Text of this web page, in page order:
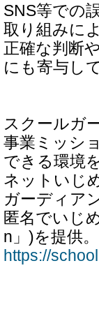
SNS等での
取り組みに
正確な判断
にも寄与し
スクールガ
事業ミッシ
できる環境
ネットいじ
ガーディア
匿名でいじ
n」)を提供。
https://